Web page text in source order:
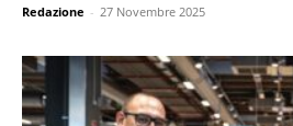
Redazione - 27 Novembre 2025